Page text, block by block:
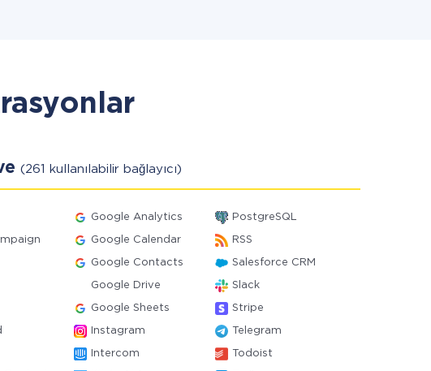
(261 kullanılabilir bağlayıcı)
Google Analytics PostgreSQL
Google Calendar RSS
Google Contacts Salesforce CRM
Google Drive Slack
Google Sheets Stripe
Instagram Telegram
Intercom Todoist